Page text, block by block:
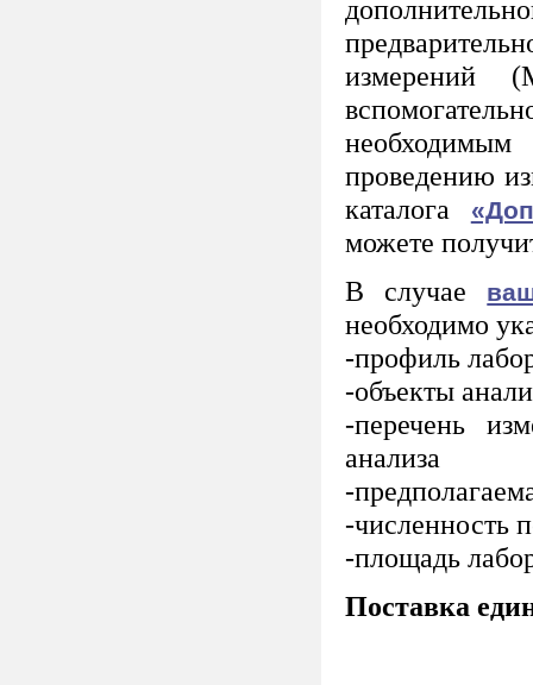
измерений
проведению
каталога
можете
В случае
необходимо
-профиль
-объекты
-перечень
анализа
-
-численность
-площадь
Поставка